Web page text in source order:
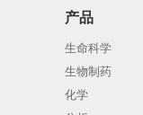
产品
生命科学
生物制药
化学